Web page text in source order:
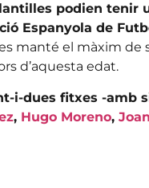
podien tenir
Espanyola de
es manté el màxim
d’aquesta edat.
i-dues fitxes -amb
, Hugo Moreno,